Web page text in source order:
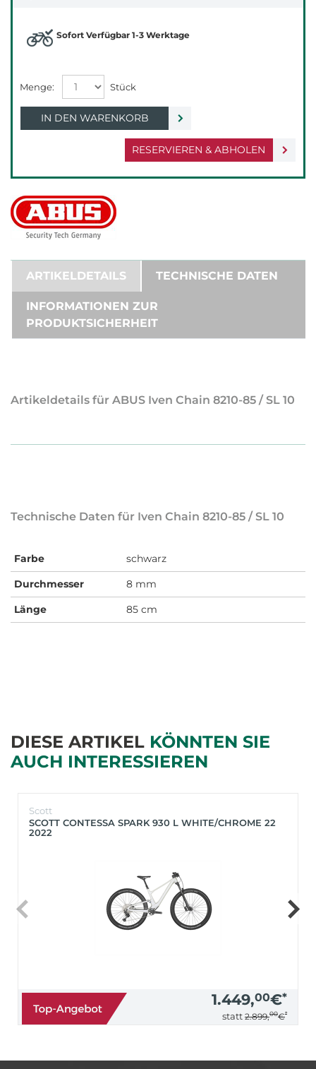
RESERVIEREN & ABHOLEN
Sofort Verfügbar 1-3 Werktage
IN DEN WARENKORB
ARTIKELDETAILS TECHNISCHE DATEN
INFORMATIONEN ZUR
PRODUKTSICHERHEIT
Artikeldetails für ABUS Iven Chain 8210-85 / SL 10
Technische Daten für Iven Chain 8210-85 / SL 10
Farbe
schwarz
Durchmesser
8 mm
Länge
85 cm
DIESE ARTIKEL KÖNNTEN SIE
AUCH INTERESSIEREN
Scott
SCOTT CONTESSA SPARK 930 L WHITE/CHROME 22
2022
1.449,00€*
statt 2.899,00€*